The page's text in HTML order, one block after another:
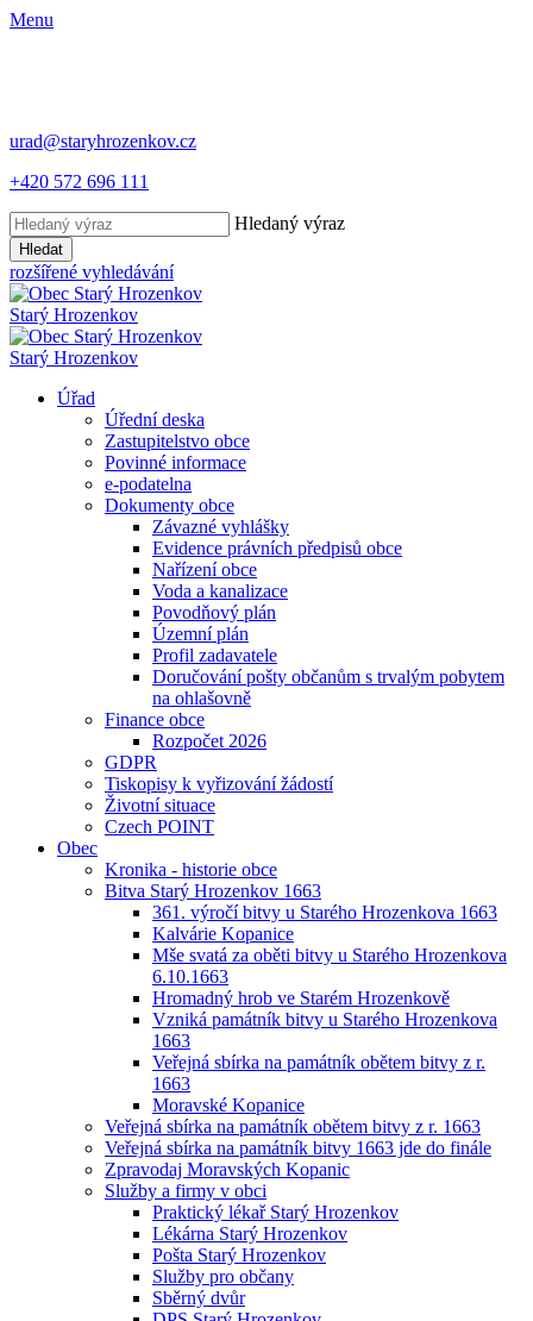
Menu
urad@staryhrozenkov.cz
+420 572 696 111
Hledaný výraz
Hledat
rozšířené vyhledávání
Starý Hrozenkov
Starý Hrozenkov
Úřad
Úřední deska
Zastupitelstvo obce
Povinné informace
e-podatelna
Dokumenty obce
Závazné vyhlášky
Evidence právních předpisů obce
Nařízení obce
Voda a kanalizace
Povodňový plán
Územní plán
Profil zadavatele
Doručování pošty občanům s trvalým pobytem
na ohlašovně
Finance obce
Rozpočet 2026
GDPR
Tiskopisy k vyřizování žádostí
Životní situace
Czech POINT
Obec
Kronika - historie obce
Bitva Starý Hrozenkov 1663
361. výročí bitvy u Starého Hrozenkova 1663
Kalvárie Kopanice
Mše svatá za oběti bitvy u Starého Hrozenkova
6.10.1663
Hromadný hrob ve Starém Hrozenkově
Vzniká památník bitvy u Starého Hrozenkova
1663
Veřejná sbírka na památník obětem bitvy z r.
1663
Moravské Kopanice
Veřejná sbírka na památník obětem bitvy z r. 1663
Veřejná sbírka na památník bitvy 1663 jde do finále
Zpravodaj Moravských Kopanic
Služby a firmy v obci
Praktický lékař Starý Hrozenkov
Lékárna Starý Hrozenkov
Pošta Starý Hrozenkov
Služby pro občany
Sběrný dvůr